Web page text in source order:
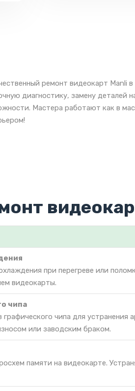
ремонт видеокарт Manli
диагностику, замену деталей
Мастера работают как в
при перегреве или
видеокарты.
чипа
графического чипа для устранения
или заводским браком.
памяти на видеокарте.